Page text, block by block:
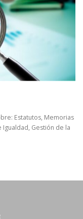
Estatutos, Memorias
Igualdad, Gestión de la